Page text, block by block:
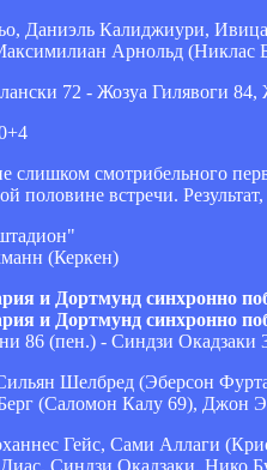
Даниэль Калиджиури,
Арнольд (Никлас
72 - Жозуа Гилявоги 84,
слишком смотрибельного
половине встречи.
(Керкен)
86 (пен.) - Синдзи
Шелбред (Эберсон
(Саломон Калу 69), Джон
Гейс, Сами Аллаги
Синдзи Окадзаки, Нико